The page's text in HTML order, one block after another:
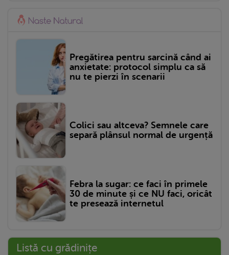
Pregătirea pentru sarcină când ai
anxietate: protocol simplu ca să
nu te pierzi în scenarii
Colici sau altceva? Semnele care
separă plânsul normal de urgență
Febra la sugar: ce faci în primele
30 de minute și ce NU faci, oricât
te presează internetul
Listă cu grădinițe